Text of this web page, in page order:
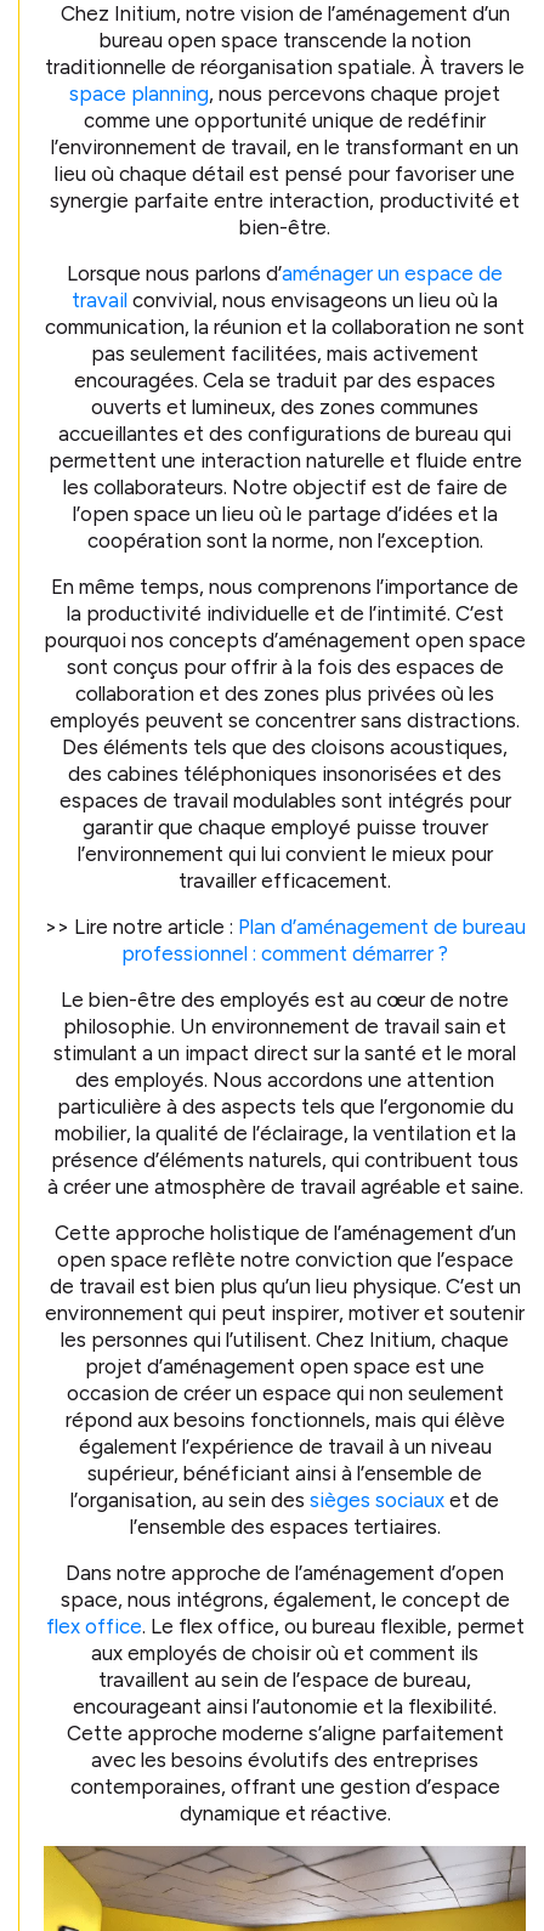
Chez Initium, notre vision de l’aménagement d’un
bureau open space transcende la notion
traditionnelle de réorganisation spatiale. À travers le
space planning, nous percevons chaque projet
comme une opportunité unique de redéfinir
l’environnement de travail, en le transformant en un
lieu où chaque détail est pensé pour favoriser une
synergie parfaite entre interaction, productivité et
bien-être.
Lorsque nous parlons d’aménager un espace de
travail convivial, nous envisageons un lieu où la
communication, la réunion et la collaboration ne sont
pas seulement facilitées, mais activement
encouragées. Cela se traduit par des espaces
ouverts et lumineux, des zones communes
accueillantes et des configurations de bureau qui
permettent une interaction naturelle et fluide entre
les collaborateurs. Notre objectif est de faire de
l’open space un lieu où le partage d’idées et la
coopération sont la norme, non l’exception.
En même temps, nous comprenons l’importance de
la productivité individuelle et de l’intimité. C’est
pourquoi nos concepts d’aménagement open space
sont conçus pour offrir à la fois des espaces de
collaboration et des zones plus privées où les
employés peuvent se concentrer sans distractions.
Des éléments tels que des cloisons acoustiques,
des cabines téléphoniques insonorisées et des
espaces de travail modulables sont intégrés pour
garantir que chaque employé puisse trouver
l’environnement qui lui convient le mieux pour
travailler efficacement.
>> Lire notre article : Plan d’aménagement de bureau
professionnel : comment démarrer ?
Le bien-être des employés est au cœur de notre
philosophie. Un environnement de travail sain et
stimulant a un impact direct sur la santé et le moral
des employés. Nous accordons une attention
particulière à des aspects tels que l’ergonomie du
mobilier, la qualité de l’éclairage, la ventilation et la
présence d’éléments naturels, qui contribuent tous
à créer une atmosphère de travail agréable et saine.
Cette approche holistique de l’aménagement d’un
open space reflète notre conviction que l’espace
de travail est bien plus qu’un lieu physique. C’est un
environnement qui peut inspirer, motiver et soutenir
les personnes qui l’utilisent. Chez Initium, chaque
projet d’aménagement open space est une
occasion de créer un espace qui non seulement
répond aux besoins fonctionnels, mais qui élève
également l’expérience de travail à un niveau
supérieur, bénéficiant ainsi à l’ensemble de
l’organisation, au sein des sièges sociaux et de
l’ensemble des espaces tertiaires.
Dans notre approche de l’aménagement d’open
space, nous intégrons, également, le concept de
flex office. Le flex office, ou bureau flexible, permet
aux employés de choisir où et comment ils
travaillent au sein de l’espace de bureau,
encourageant ainsi l’autonomie et la flexibilité.
Cette approche moderne s’aligne parfaitement
avec les besoins évolutifs des entreprises
contemporaines, offrant une gestion d’espace
dynamique et réactive.